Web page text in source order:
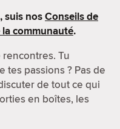
suis nosConseils de
la communauté.
Tu
tes passions ? Pas de
de tout ce qui
en boîtes, les